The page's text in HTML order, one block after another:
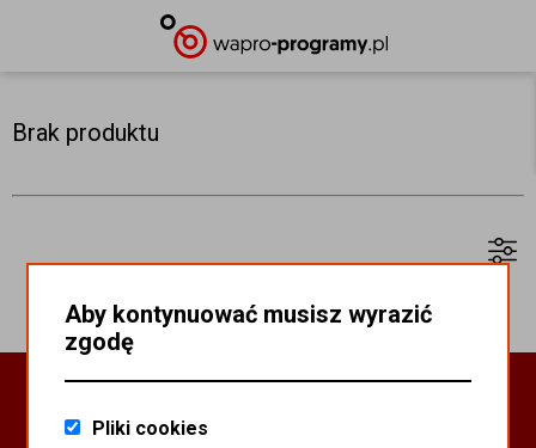
Brak produktu
PROGRAMY WAPRO ERP
Aby kontynuować musisz wyrazić
zgodę
Pliki cookies